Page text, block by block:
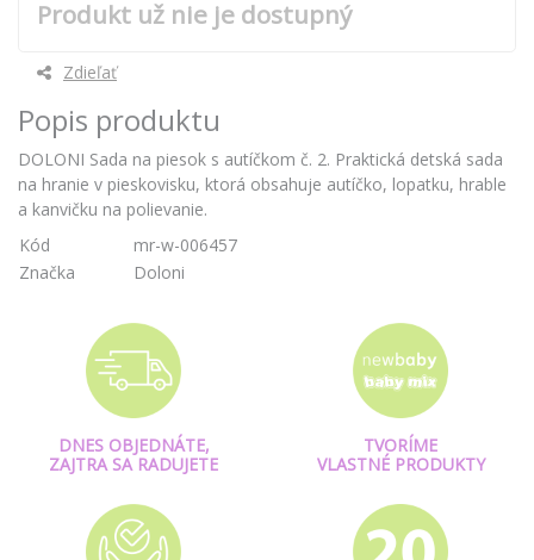
Produkt už nie je dostupný
Zdieľať
Popis produktu
DOLONI Sada na piesok s autíčkom č. 2. Praktická detská sada
na hranie v pieskovisku, ktorá obsahuje autíčko, lopatku, hrable
a kanvičku na polievanie.
Kód
mr-w-006457
Značka
Doloni
DNES OBJEDNÁTE,
ZAJTRA SA RADUJETE
TVORÍME
VLASTNÉ PRODUKTY